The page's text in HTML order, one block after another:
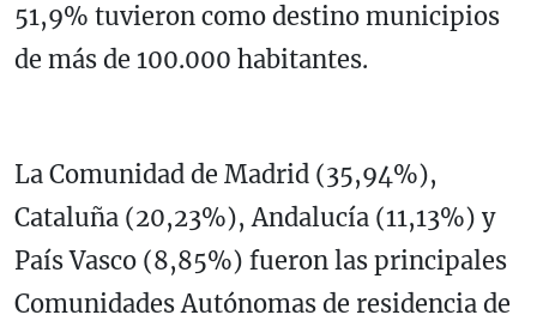
51,9% tuvieron como destino municipios
de más de 100.000 habitantes.
La Comunidad de Madrid (35,94%),
Cataluña (20,23%), Andalucía (11,13%) y
País Vasco (8,85%) fueron las principales
Comunidades Autónomas de residencia de